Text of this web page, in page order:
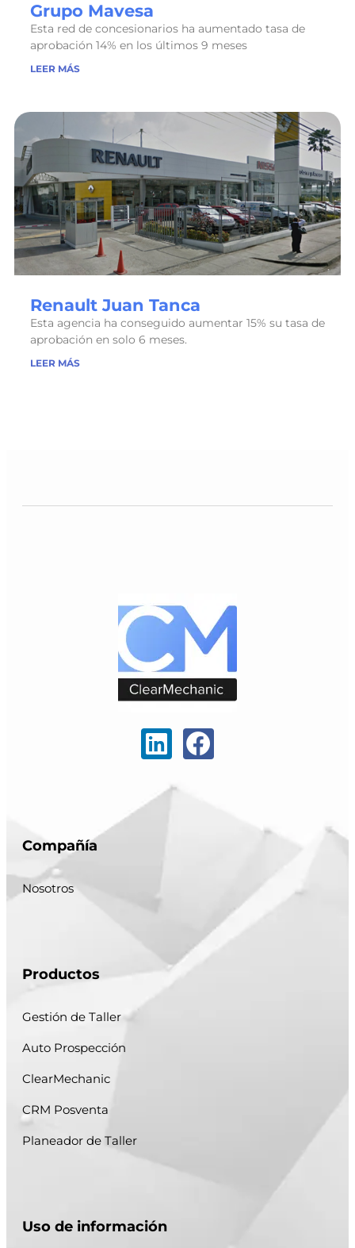
Grupo Mavesa
Esta red de concesionarios ha aumentado tasa de
aprobación 14% en los últimos 9 meses
LEER MÁS
Renault Juan Tanca
Esta agencia ha conseguido aumentar 15% su tasa de
aprobación en solo 6 meses.
LEER MÁS
Compañía
Nosotros
Productos
Gestión de Taller
Auto Prospección
ClearMechanic
CRM Posventa
Planeador de Taller
Uso de información